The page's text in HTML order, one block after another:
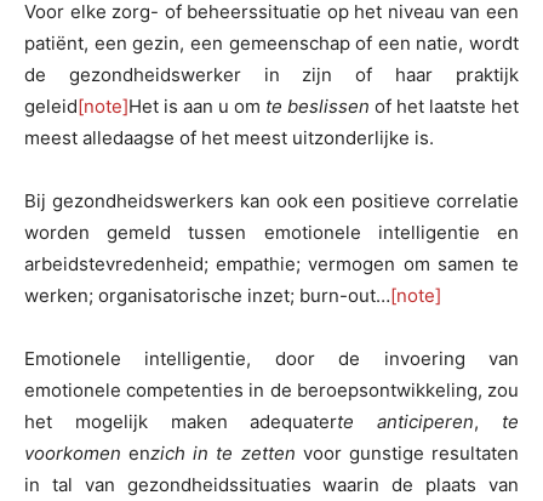
Voor elke zorg- of beheerssituatie op het niveau van een
patiënt, een gezin, een gemeenschap of een natie, wordt
de gezondheidswerker in zijn of haar praktijk
geleid[note]Het is aan u om te beslissen of het laatste het
meest alledaagse of het meest uitzonderlijke is.
Bij gezondheidswerkers kan ook een positieve correlatie
worden gemeld tussen emotionele intelligentie en
arbeidstevredenheid; empathie; vermogen om samen te
werken; organisatorische inzet; burn-out…[note]
Emotionele intelligentie, door de invoering van
emotionele competenties in de beroepsontwikkeling, zou
het mogelijk maken adequaterte anticiperen, te
voorkomen enzich in te zetten voor gunstige resultaten
in tal van gezondheidssituaties waarin de plaats van